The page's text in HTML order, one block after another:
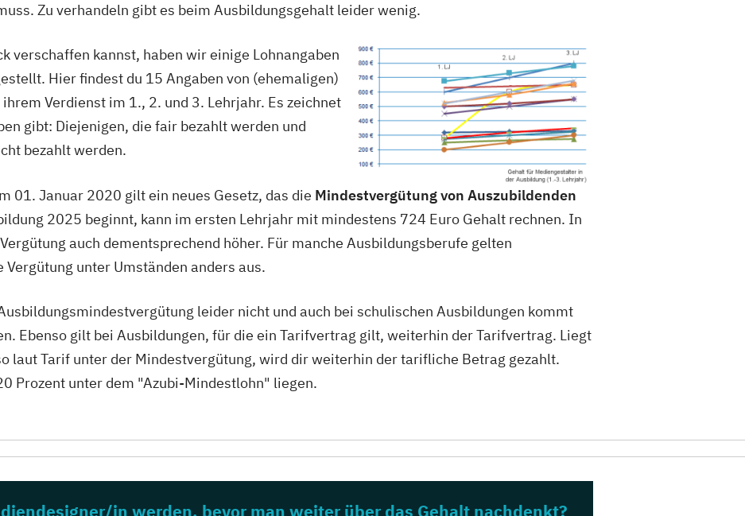
Zu verhandeln gibt es beim Ausbildungsgehalt leider wenig.
verschaffen kannst, haben wir einige Lohnangaben
Hier findest du 15 Angaben von (ehemaligen)
Verdienst im 1., 2. und 3. Lehrjahr. Es zeichnet
gibt: Diejenigen, die fair bezahlt werden und
bezahlt werden.
01. Januar 2020 gilt ein neues Gesetz, das die Mindestvergütung von Auszubildenden
2025 beginnt, kann im ersten Lehrjahr mit mindestens 724 Euro Gehalt rechnen. In
auch dementsprechend höher. Für manche Ausbildungsberufe gelten
unter Umständen anders aus.
leider nicht und auch bei schulischen Ausbildungen kommt
Ebenso gilt bei Ausbildungen, für die ein Tarifvertrag gilt, weiterhin der Tarifvertrag. Liegt
laut Tarif unter der Mindestvergütung, wird dir weiterhin der tarifliche Betrag gezahlt.
Prozent unter dem "Azubi-Mindestlohn" liegen.